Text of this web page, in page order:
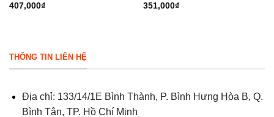
407,000₫
351,000₫
THÔNG TIN LIÊN HỆ
Địa chỉ: 133/14/1E Bình Thành, P. Bình Hưng Hòa B, Q.
Bình Tân, TP. Hồ Chí Minh